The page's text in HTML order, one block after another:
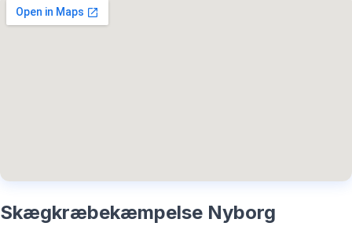
Skægkræbekæmpelse Nyborg